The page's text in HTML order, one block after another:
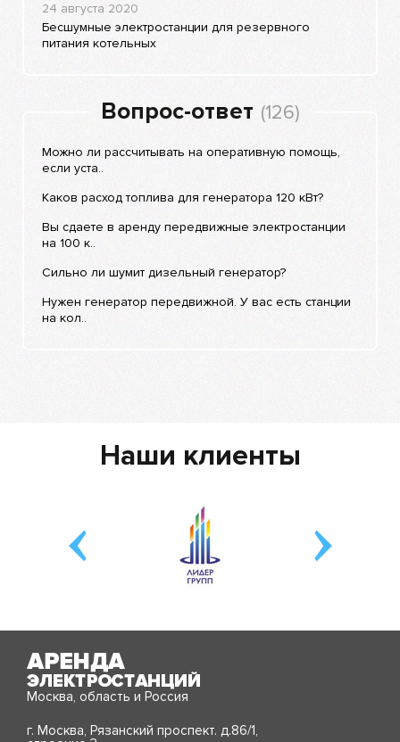
24 августа 2020
Бесшумные электростанции для резервного
питания котельных
Вопрос-ответ (126)
Можно ли рассчитывать на оперативную помощь,
если уста..
Каков расход топлива для генератора 120 кВт?
Вы сдаете в аренду передвижные электростанции
на 100 к..
Сильно ли шумит дизельный генератор?
Нужен генератор передвижной. У вас есть станции
на кол..
Наши клиенты
Москва, область и Россия
г. Москва, Рязанский проспект. д.86/1,